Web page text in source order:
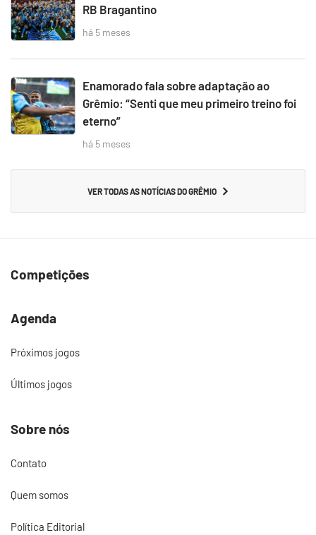
RB Bragantino
há 5 meses
Enamorado fala sobre adaptação ao
Grêmio: “Senti que meu primeiro treino foi
eterno”
há 5 meses
VER TODAS AS NOTÍCIAS DO GRÊMIO
Competições
Agenda
Próximos jogos
Últimos jogos
Sobre nós
Contato
Quem somos
Política Editorial